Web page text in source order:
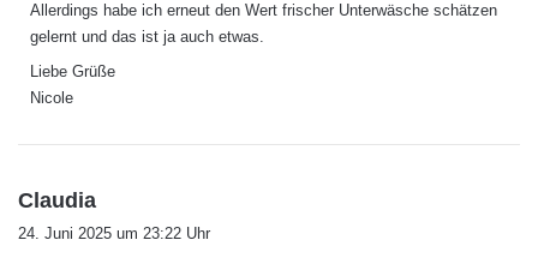
Allerdings habe ich erneut den Wert frischer Unterwäsche schätzen
gelernt und das ist ja auch etwas.
Liebe Grüße
Nicole
Claudia
a
24. Juni 2025 um 23:22 Uhr